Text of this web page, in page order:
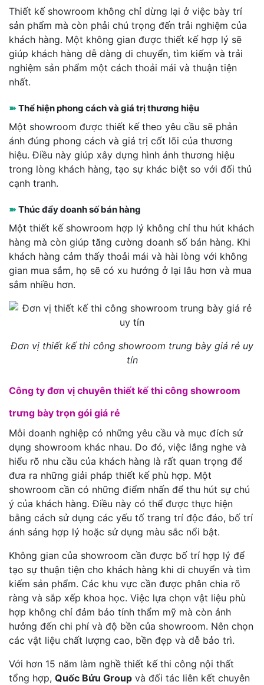
Thiết kế showroom không chỉ dừng lại ở việc bày trí
sản phẩm mà còn phải chú trọng đến trải nghiệm của
khách hàng. Một không gian được thiết kế hợp lý sẽ
giúp khách hàng dễ dàng di chuyển, tìm kiếm và trải
nghiệm sản phẩm một cách thoải mái và thuận tiện
nhất.
➽ Thể hiện phong cách và giá trị thương hiệu
Một showroom được thiết kế theo yêu cầu sẽ phản
ánh đúng phong cách và giá trị cốt lõi của thương
hiệu. Điều này giúp xây dựng hình ảnh thương hiệu
trong lòng khách hàng, tạo sự khác biệt so với đối thủ
cạnh tranh.
➽ Thúc đẩy doanh số bán hàng
Một thiết kế showroom hợp lý không chỉ thu hút khách
hàng mà còn giúp tăng cường doanh số bán hàng. Khi
khách hàng cảm thấy thoải mái và hài lòng với không
gian mua sắm, họ sẽ có xu hướng ở lại lâu hơn và mua
sắm nhiều hơn.
Đơn vị thiết kế thi công showroom trung bày giá rẻ uy
tín
Công ty đơn vị chuyên thiết kế thi công showroom
trưng bày trọn gói giá rẻ
Mỗi doanh nghiệp có những yêu cầu và mục đích sử
dụng showroom khác nhau. Do đó, việc lắng nghe và
hiểu rõ nhu cầu của khách hàng là rất quan trọng để
đưa ra những giải pháp thiết kế phù hợp. Một
showroom cần có những điểm nhấn để thu hút sự chú
ý của khách hàng. Điều này có thể được thực hiện
bằng cách sử dụng các yếu tố trang trí độc đáo, bố trí
ánh sáng hợp lý hoặc sử dụng màu sắc nổi bật.
Không gian của showroom cần được bố trí hợp lý để
tạo sự thuận tiện cho khách hàng khi di chuyển và tìm
kiếm sản phẩm. Các khu vực cần được phân chia rõ
ràng và sắp xếp khoa học. Việc lựa chọn vật liệu phù
hợp không chỉ đảm bảo tính thẩm mỹ mà còn ảnh
hưởng đến chi phí và độ bền của showroom. Nên chọn
các vật liệu chất lượng cao, bền đẹp và dễ bảo trì.
Với hơn 15 năm làm nghề thiết kế thi công nội thất
tổng hợp, Quốc Bửu Group và đối tác liên kết chuyên